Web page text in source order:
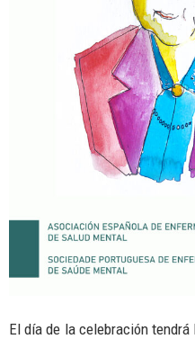
El día de la celebración